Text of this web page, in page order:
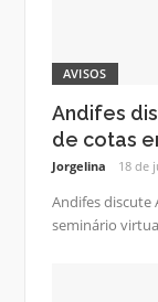
AVISOS
Andifes
de cotas
Jorgelina 18 de
Andifes discute
seminário